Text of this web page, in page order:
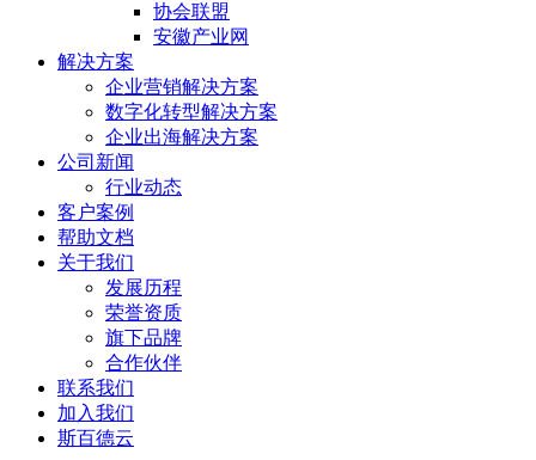
协会联盟
安徽产业网
解决方案
企业营销解决方案
数字化转型解决方案
企业出海解决方案
公司新闻
行业动态
客户案例
帮助文档
关于我们
发展历程
荣誉资质
旗下品牌
合作伙伴
联系我们
加入我们
斯百德云